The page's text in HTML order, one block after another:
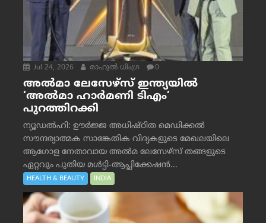
Jul 24, 2026 രാഹുല്‍ ധിംഗ്ര 0
അൽമാ ലേസേഴ്സ് ഇന്ത്യയിൽ
‘അൽമാ ഹാർമണി ടിഎം’
പുറത്തിറക്കി
ന്യൂഡൽഹി: ഊർജ്ജ അധിഷ്ഠിത മെഡിക്കൽ
സൗന്ദര്യാത്മക സാങ്കേതിക വിദ്യകളുടെ മേഖലയിലെ
ആഗോള നേതാവായ അൽമ ലേസേഴ്സ് തങ്ങളുടെ
ഏറ്റവും പുതിയ മൾട്ടി-ആപ്ലിക്കേഷൻ...
HEALTH & BEAUTY INDIA